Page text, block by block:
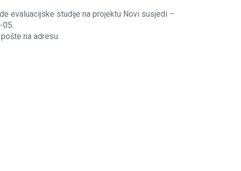
evaluacijske studije na projektu Novi susjedi –
05.
na adresu: